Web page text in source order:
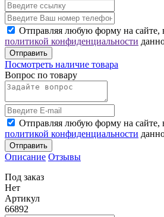
Отправляя любую форму на сайте,
политикой конфиденциальности
Отправить
Посмотреть наличие товара
Вопрос по товару
Отправляя любую форму на сайте,
политикой конфиденциальности
Отправить
Описание Отзывы
Под заказ
Нет
Артикул
66892